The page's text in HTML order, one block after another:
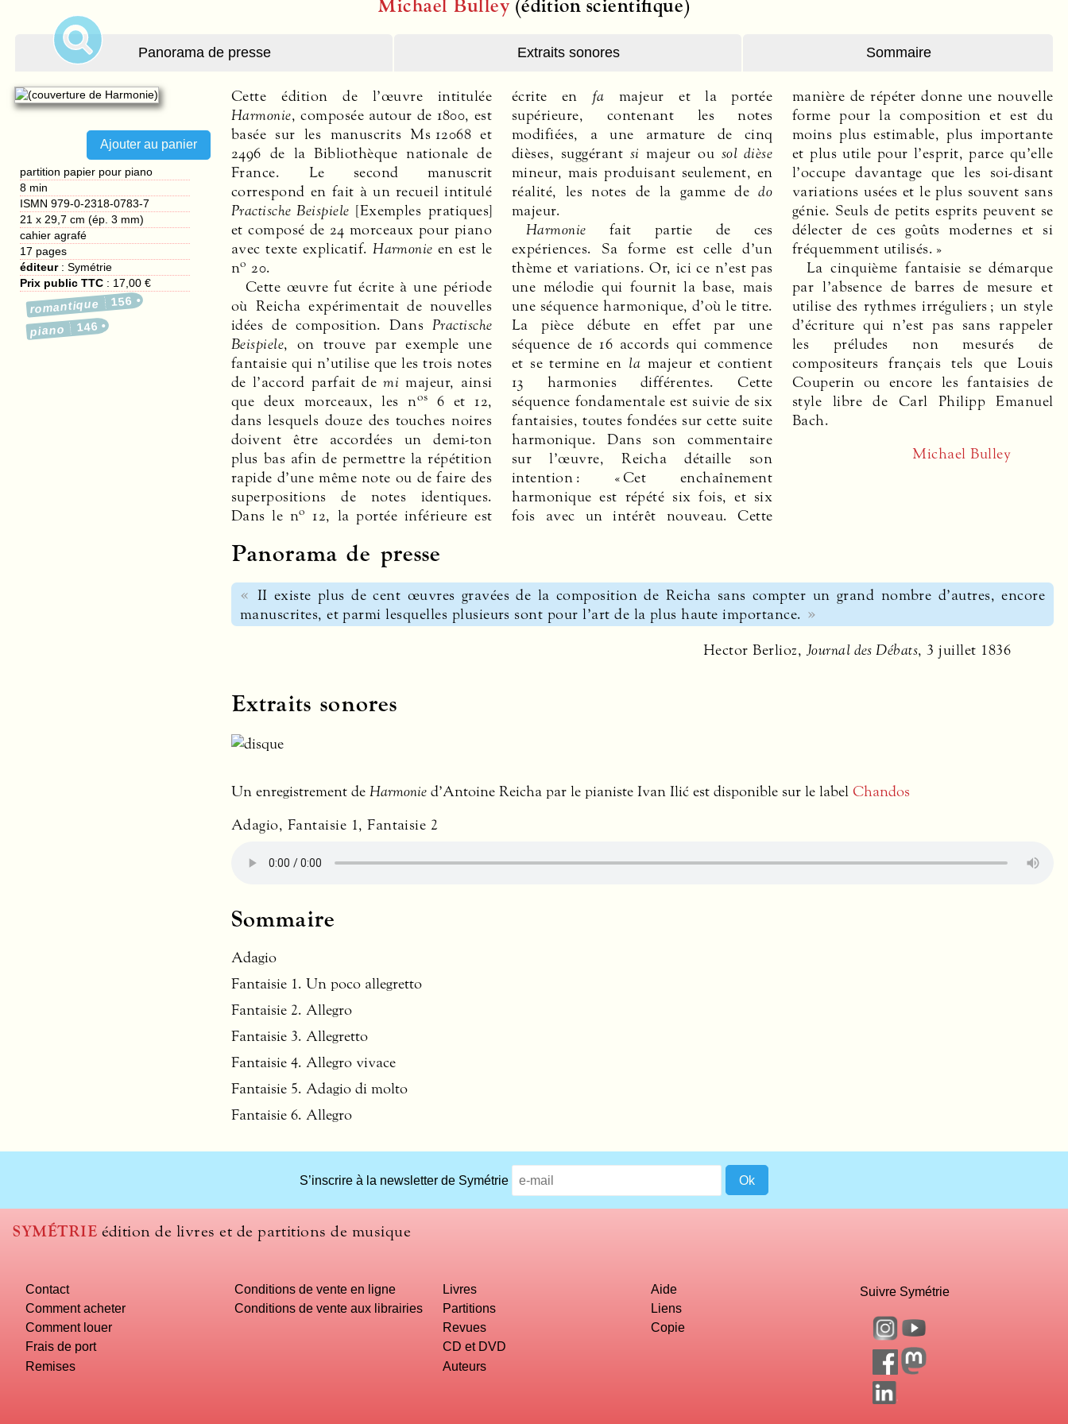
Michael Bulley (édition scientifique)
Panorama de presse Extraits sonores Sommaire
partition papier pour piano
8 min
ISMN 979-0-2318-0783-7
21 x 29,7 cm (ép. 3 mm)
cahier agrafé
17 pages
éditeur:Symétrie
Prix public TTC : 17,00 €
romantique 156
piano 146
Cette édition de l’œuvre intitulée
Harmonie, composée autour de 1800, est
basée sur les manuscrits Ms 12068 et
2496 de la Bibliothèque nationale de
France. Le second manuscrit
correspond en fait à un recueil intitulé
Practische Beispiele [Exemples pratiques]
et composé de 24 morceaux pour piano
avec texte explicatif.Harmonie en est le
no 20.
Cette œuvre fut écrite à une période
où Reicha expérimentait de nouvelles
idées de composition. Dans Practische
Beispiele, on trouve par exemple une
fantaisie qui n’utilise que les trois notes
de l’accord parfait demi majeur, ainsi
que deux morceaux, les nos
6 et 12,
dans lesquels douze des touches noires
doivent être accordées un demi-ton
plus bas afin de permettre la répétition
rapide d’une même note ou de faire des
superpositions de notes identiques.
Dans le no 12, la portée inférieure est
écrite en fa majeur et la portée
supérieure, contenant les notes
modifiées, a une armature de cinq
dièses, suggérant si majeur ou sol dièse
mineur, mais produisant seulement, en
réalité, les notes de la gamme dedo
majeur.
Harmonie fait partie de ces
expériences. Sa forme est celle d’un
thème et variations. Or, ici ce n’est pas
une mélodie qui fournit la base, mais
une séquence harmonique, d’où le titre.
La pièce débute en effet par une
séquence de 16 accords qui commence
et se termine en la majeur et contient
13 harmonies différentes. Cette
séquence fondamentale est suivie de six
fantaisies, toutes fondées sur cette suite
harmonique. Dans son commentaire
sur l’œuvre, Reicha détaille son
intention : « Cet enchaînement
harmonique est répété six fois, et six
fois avec un intérêt nouveau. Cette
manière de répéter donne une nouvelle
forme pour la composition et est du
moins plus estimable, plus importante
et plus utile pour l’esprit, parce qu’elle
l’occupe davantage que les soi-disant
variations usées et le plus souvent sans
génie. Seuls de petits esprits peuvent se
délecter de ces goûts modernes et si
fréquemment utilisés. »
La cinquième fantaisie se démarque
par l’absence de barres de mesure et
utilise des rythmes irréguliers ; un style
d’écriture qui n’est pas sans rappeler
les préludes non mesurés de
compositeurs français tels que Louis
Couperin ou encore les fantaisies de
style libre de Carl Philipp Emanuel
Bach.
Michael Bulley
Panorama de presse
II existe plus de cent œuvres gravées de la composition de Reicha sans compter un grand nombre d’autres, encore
manuscrites, et parmi lesquelles plusieurs sont pour l’art de la plus haute importance.
Hector Berlioz, Journal des Débats, 3 juillet 1836
Extraits sonores
Un enregistrement de Harmonie d’Antoine Reicha par le pianiste Ivan Ilić est disponible sur le label Chandos
Adagio, Fantaisie 1, Fantaisie 2
Sommaire
Adagio
Fantaisie 1. Un poco allegretto
Fantaisie 2. Allegro
Fantaisie 3. Allegretto
Fantaisie 4. Allegro vivace
Fantaisie 5. Adagio di molto
Fantaisie 6. Allegro
S’inscrire à la newsletter de Symétrie
SYMÉTRIE édition de livres et de partitions de musique
Contact
Comment acheter
Comment louer
Frais de port
Remises
Conditions de vente en ligne
Conditions de vente aux librairies
Livres
Partitions
Revues
CD et DVD
Auteurs
Aide
Liens
Copie
Suivre Symétrie